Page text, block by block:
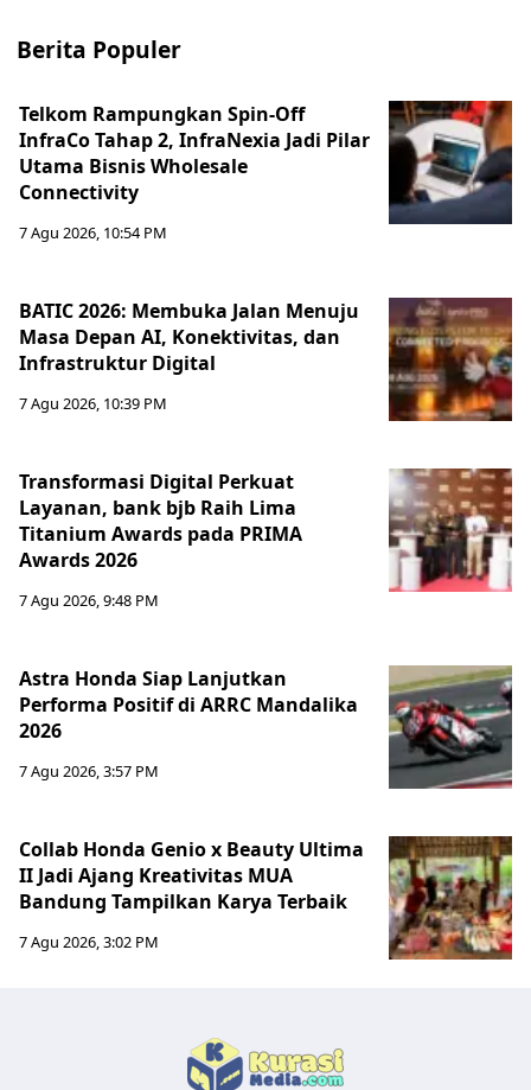
Berita Populer
Telkom Rampungkan Spin-Off
InfraCo Tahap 2, InfraNexia Jadi Pilar
Utama Bisnis Wholesale
Connectivity
7 Agu 2026, 10:54 PM
BATIC 2026: Membuka Jalan Menuju
Masa Depan AI, Konektivitas, dan
Infrastruktur Digital
7 Agu 2026, 10:39 PM
Transformasi Digital Perkuat
Layanan, bank bjb Raih Lima
Titanium Awards pada PRIMA
Awards 2026
7 Agu 2026, 9:48 PM
Astra Honda Siap Lanjutkan
Performa Positif di ARRC Mandalika
2026
7 Agu 2026, 3:57 PM
Collab Honda Genio x Beauty Ultima
II Jadi Ajang Kreativitas MUA
Bandung Tampilkan Karya Terbaik
7 Agu 2026, 3:02 PM